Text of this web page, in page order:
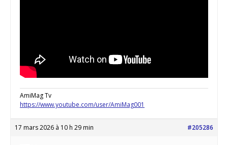
AmiMag Tv
https://www.youtube.com/user/AmiMag001
17 mars 2026 à 10 h 29 min #205286